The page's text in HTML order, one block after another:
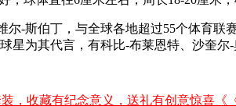
尔-斯伯丁，与全球各地超过55个体育
为其代言，有科比-布莱恩特、沙奎尔
，收藏有纪念意义，送礼有创意惊喜《